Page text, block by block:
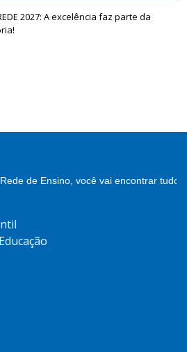
2027: A excelência faz parte da
de Ensino, você vai encontrar